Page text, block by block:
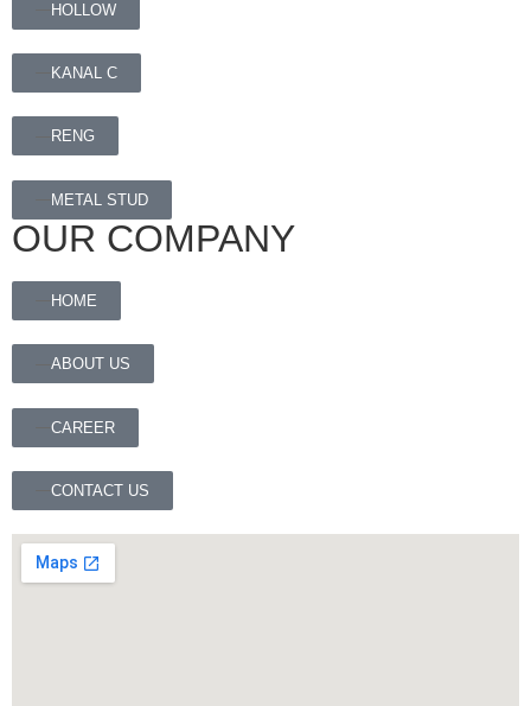
HOLLOW
KANAL C
RENG
METAL STUD
OUR COMPANY
HOME
ABOUT US
CAREER
CONTACT US